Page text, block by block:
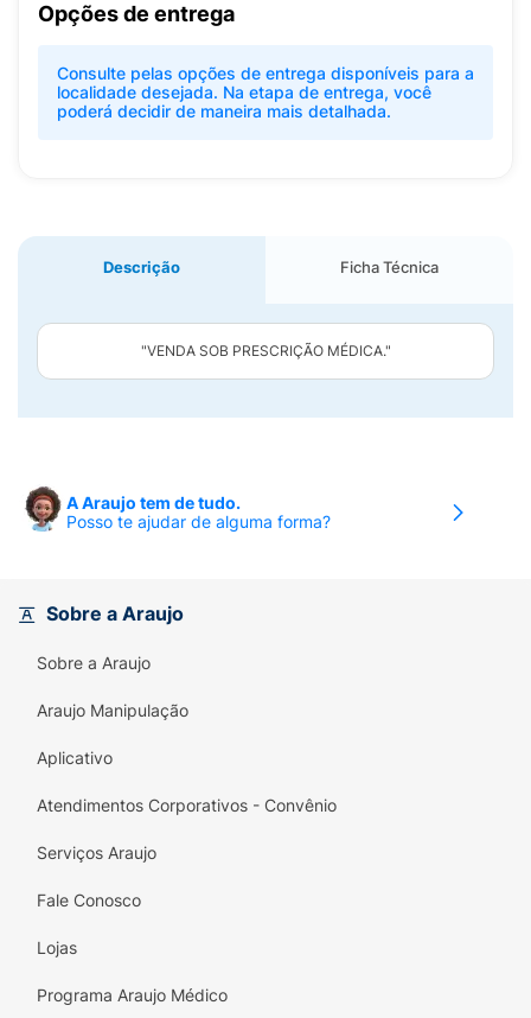
Opções de entrega
Consulte pelas opções de entrega disponíveis para a
localidade desejada. Na etapa de entrega, você
poderá decidir de maneira mais detalhada.
Descrição Ficha Técnica
"VENDA SOB PRESCRIÇÃO MÉDICA."
A Araujo tem de tudo.
Posso te ajudar de alguma forma?
Sobre a Araujo
Sobre a Araujo
Araujo Manipulação
Aplicativo
Atendimentos Corporativos - Convênio
Serviços Araujo
Fale Conosco
Lojas
Programa Araujo Médico